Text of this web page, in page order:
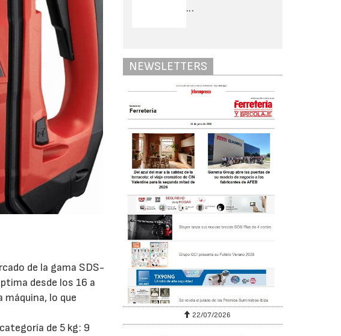
de la gama SDS-
desde los 16 a
lo que
de 5 kg: 9
...
NEWSLETTERS
22/07/2026